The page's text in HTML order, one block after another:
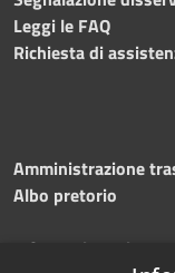
Leggi le FAQ
Richiesta di
Amministrazione
Albo pretorio
Informativa privacy